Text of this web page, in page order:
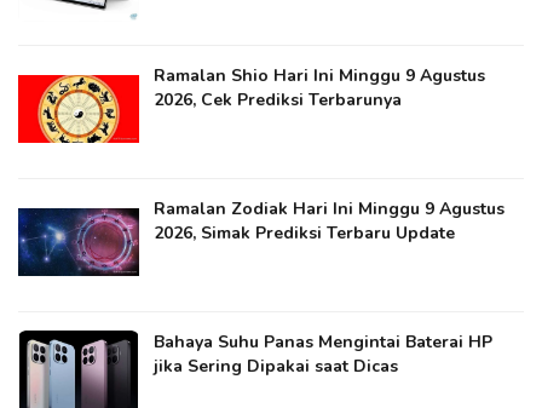
Ramalan Shio Hari Ini Minggu 9 Agustus
2026, Cek Prediksi Terbarunya
Ramalan Zodiak Hari Ini Minggu 9 Agustus
2026, Simak Prediksi Terbaru Update
Bahaya Suhu Panas Mengintai Baterai HP
jika Sering Dipakai saat Dicas